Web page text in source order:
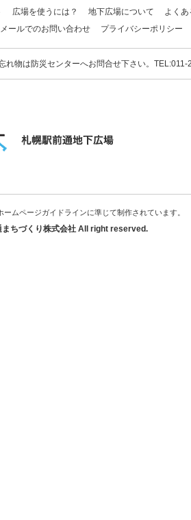
広場を使うには？ 地下広場について
よく
メールでのお問い合わせ プライバシーポリシー
れ物は防災センターへお問合せ下さい。
ムページガイドラインに準じて制作されています。
ちづくり株式会社 All right reserved.